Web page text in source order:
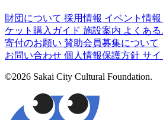
財団について 採用情報 イベント情報
ケット購入ガイド 施設案内 よくあ
寄付のお願い 賛助会員募集について
お問い合わせ 個人情報保護方針 サイ
©2026 Sakai City Cultural Foundation.